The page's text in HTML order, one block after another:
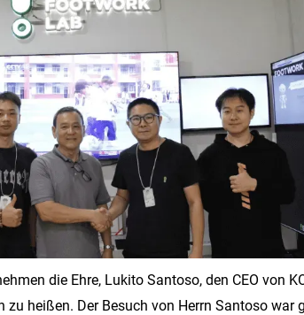
die Ehre, Lukito Santoso, den CEO von
heißen. Der Besuch von Herrn Santoso